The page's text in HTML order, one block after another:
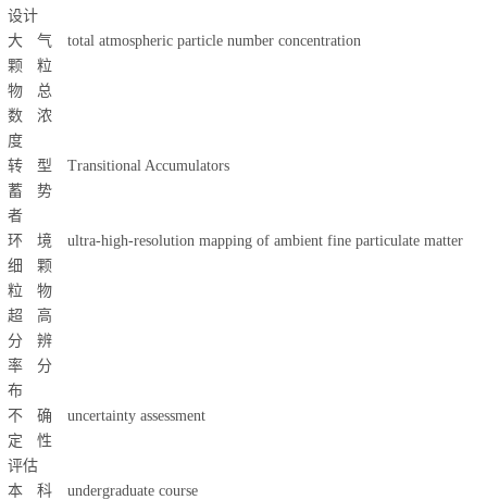
设计
大气
颗粒
物总
数浓
度
total atmospheric particle number concentration
转型
蓄势
者
Transitional Accumulators
环境
细颗
粒物
超高
分辨
率分
布
ultra-high-resolution mapping of ambient fine particulate matter
不确
定性
评估
uncertainty assessment
本科
undergraduate course